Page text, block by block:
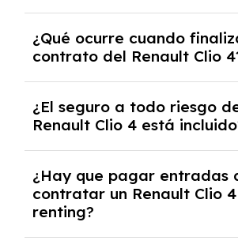
contrato y puede variar entre
30,000 km anuales. Si excedes
puede haber un cargo
¿Qué ocurre cuando
contrato del Renault Clio
coche, renovarlo por uno nuevo
casos, comprarlo a un precio
acordado.
¿El seguro a todo riesgo
Renault Clio 4 está
Clio 4 con el seguro a todo
franquicia incluido dentro de las
mensuales.
¿Hay que pagar entradas
contratar un Renault Clio
renting?